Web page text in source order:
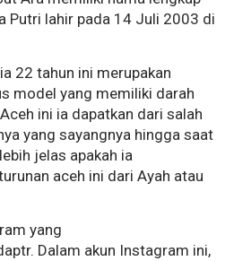
Putri lahir pada 14 Juli 2003 di
22 tahun ini merupakan
model yang memiliki darah
ini ia dapatkan dari salah
yang sayangnya hingga saat
jelas apakah ia
aceh ini dari Ayah atau
yang
Dalam akun Instagram ini,